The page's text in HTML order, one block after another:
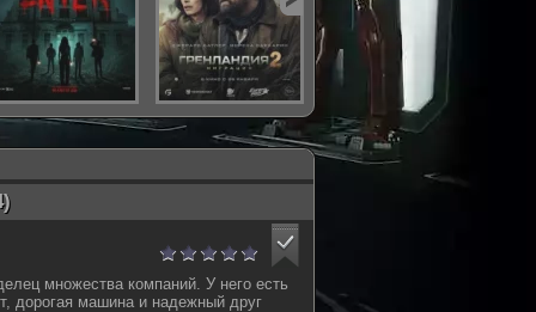
множества компаний. У него есть
дорогая машина и надежный друг